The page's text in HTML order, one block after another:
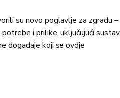
su novo poglavlje za zgradu –
i prilike, uključujući sustav
događaje koji se ovdje